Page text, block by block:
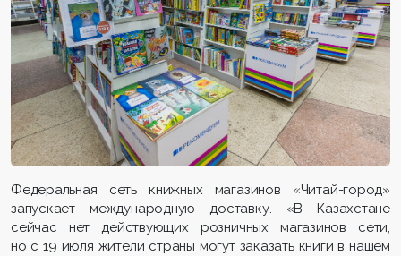
Федеральная сеть книжных магазинов «Читай-город»
запускает международную доставку. «В Казахстане
сейчас нет действующих розничных магазинов сети,
но с 19 июля жители страны могут заказать книги в нашем